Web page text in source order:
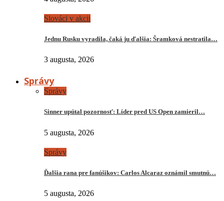
Slováci v akcii
Jednu Rusku vyradila, čaká ju ďalšia: Šramková nestratila…
3 augusta, 2026
Správy
Správy
Sinner upútal pozornosť: Líder pred US Open zamieril…
5 augusta, 2026
Správy
Ďalšia rana pre fanúšikov: Carlos Alcaraz oznámil smutnú…
5 augusta, 2026